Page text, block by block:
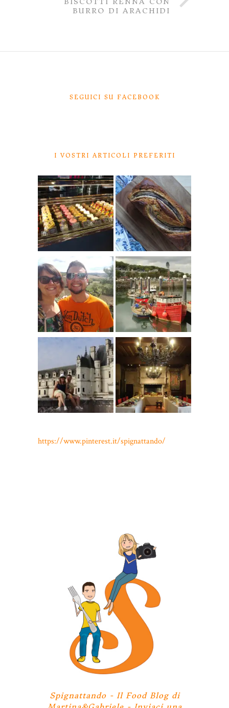
BURRO DI ARACHIDI
SEGUICI SU FACEBOOK
I VOSTRI ARTICOLI PREFERITI
https://www.pinterest.it/spignattando/
Spignattando - Il Food Blog di